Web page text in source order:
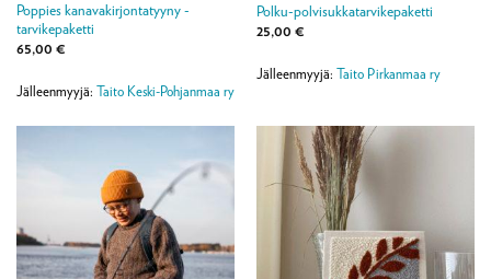
Poppies kanavakirjontatyyny -
tarvikepaketti
65,00 €
Jälleenmyyjä: Taito Keski-Pohjanmaa ry
Polku-polvisukkatarvikepaketti
25,00 €
Jälleenmyyjä: Taito Pirkanmaa ry